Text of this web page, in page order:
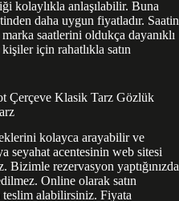
kolaylıkla anlaşılabilir. Buna
daha uygun fiyatladır. Saatin
saatlerini oldukça dayanıklı
için rahatlıkla satın
Çerçeve Klasik Tarz Gözlük
kolayca arayabilir ve
seyahat acentesinin web sitesi
rezervasyon yaptığınızda
Online olarak satın
teslim alabilirsiniz. Fiyata